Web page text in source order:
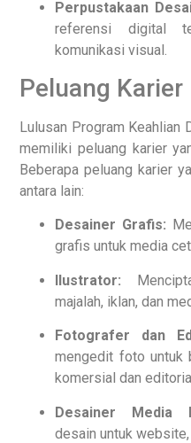
Perpustakaan
referensi digital
komunikasi visual.
Peluang Karier
Lulusan Program Keahlian
memiliki peluang karier
Beberapa peluang karier
antara lain:
Desainer Grafis:
grafis untuk media
Ilustrator:
majalah, iklan, dan
Fotografer dan
mengedit foto untuk
komersial dan
Desainer Media
desain untuk